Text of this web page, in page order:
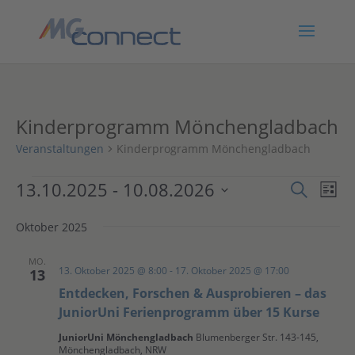
Kinderprogramm Mönchengladbach
Veranstaltungen Kinderprogramm Mönchengladbach
Veranstaltungen SucheListe
13.10.2025 - 10.08.2026
wählen.
Oktober 2025
MO.
13
Entdecken, Forschen & Ausprobieren – das
JuniorUni Ferienprogramm über 15 Kurse
13. Oktober 2025 @ 8:00 - 17. Oktober 2025 @ 17:00
JuniorUni Mönchengladbach Blumenberger Str. 143-145,
Mönchengladbach, NRW